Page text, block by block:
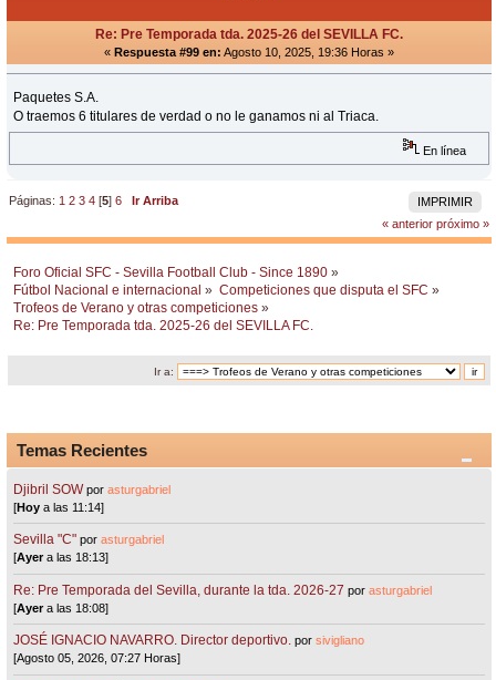
Re: Pre Temporada tda. 2025-26 del SEVILLA FC.
« Respuesta #99 en: Agosto 10, 2025, 19:36 Horas »
Paquetes S.A.
O traemos 6 titulares de verdad o no le ganamos ni al Triaca.
En línea
IMPRIMIR
Páginas: 1 2 3 4 [5]6
Ir Arriba
« anterior próximo »
Foro Oficial SFC - Sevilla Football Club - Since 1890 »
Fútbol Nacional e internacional » Competiciones que disputa el SFC »
Trofeos de Verano y otras competiciones »
Re: Pre Temporada tda. 2025-26 del SEVILLA FC.
Ir a:
Temas Recientes
Djibril SOW porasturgabriel
[Hoy a las 11:14]
Sevilla "C"porasturgabriel
[Ayera las 18:13]
Re: Pre Temporada del Sevilla, durante la tda. 2026-27 porasturgabriel
[Ayera las 18:08]
JOSÉ IGNACIO NAVARRO. Director deportivo. porsivigliano
[Agosto 05, 2026, 07:27 Horas]